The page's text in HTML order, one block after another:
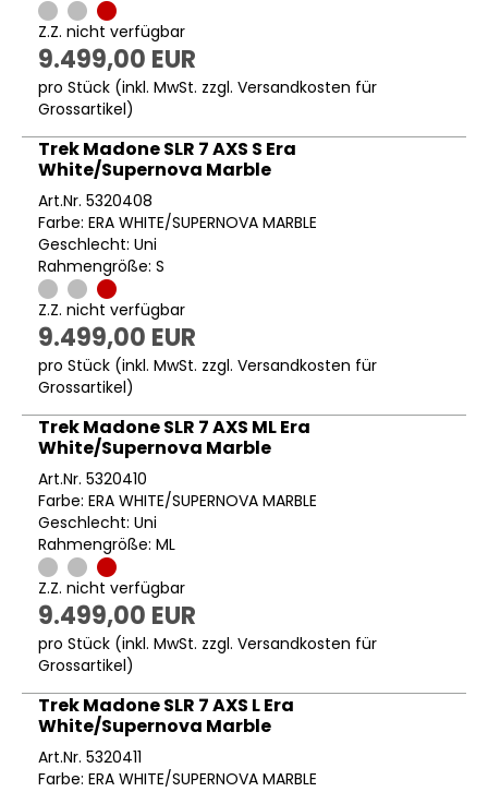
Z.Z. nicht verfügbar
9.499,00 EUR
pro Stück (inkl. MwSt. zzgl. Versandkosten für
Grossartikel)
Trek Madone SLR 7 AXS S Era
White/Supernova Marble
Art.Nr. 5320408
Farbe: ERA WHITE/SUPERNOVA MARBLE
Geschlecht: Uni
Rahmengröße: S
Z.Z. nicht verfügbar
9.499,00 EUR
pro Stück (inkl. MwSt. zzgl. Versandkosten für
Grossartikel)
Trek Madone SLR 7 AXS ML Era
White/Supernova Marble
Art.Nr. 5320410
Farbe: ERA WHITE/SUPERNOVA MARBLE
Geschlecht: Uni
Rahmengröße: ML
Z.Z. nicht verfügbar
9.499,00 EUR
pro Stück (inkl. MwSt. zzgl. Versandkosten für
Grossartikel)
Trek Madone SLR 7 AXS L Era
White/Supernova Marble
Art.Nr. 5320411
Farbe: ERA WHITE/SUPERNOVA MARBLE